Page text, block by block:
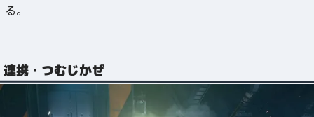
る。
連携・つむじかぜ